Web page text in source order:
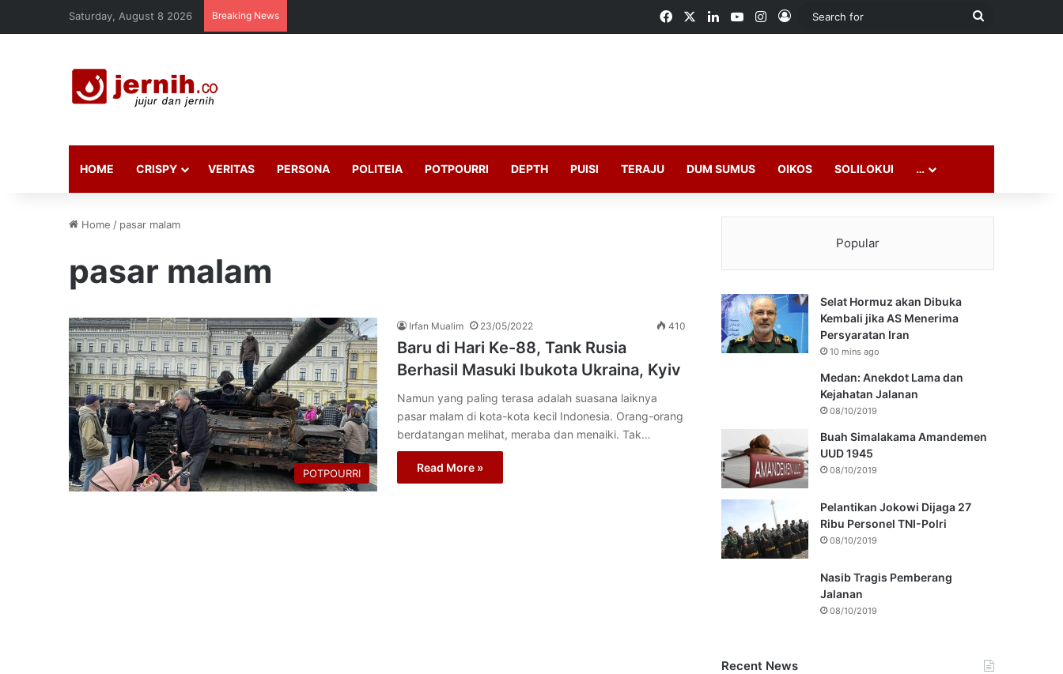
Saturday, August 8 2026 Breaking News FacebookLinkedInYouTubeInstagram
Log In
Search
HOME CRISPY VERITAS PERSONA POLITEIA POTPOURRI DEPTH PUISI TERAJU DUM SUMUS OIKOS SOLILOKUI …
Home / pasar malam
pasar malam
POTPOURRI
Irfan Mualim 23/05/2022 410
Baru di Hari Ke-88, Tank Rusia
Berhasil Masuki Ibukota Ukraina, Kyiv
Namun yang paling terasa adalah suasana laiknya
pasar malam di kota-kota kecil Indonesia. Orang-orang
berdatangan melihat, meraba dan menaiki. Tak…
Read More »
Popular
Selat Hormuz akan Dibuka
Kembali jika AS Menerima
Persyaratan Iran
10 mins ago
Medan: Anekdot Lama dan
Kejahatan Jalanan
08/10/2019
Buah Simalakama Amandemen
UUD 1945
08/10/2019
Pelantikan Jokowi Dijaga 27
Ribu Personel TNI-Polri
08/10/2019
Nasib Tragis Pemberang
Jalanan
08/10/2019
Recent News